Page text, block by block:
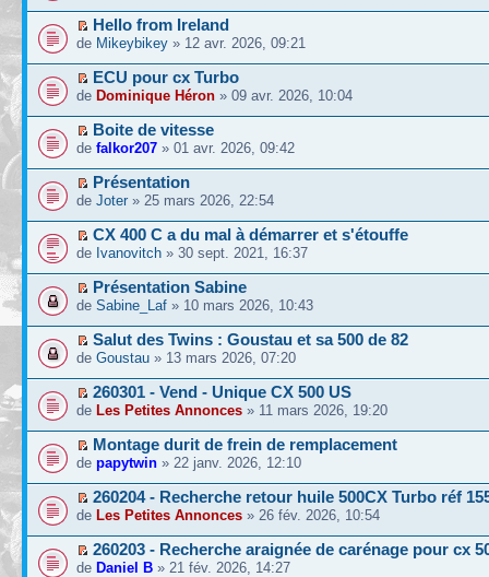
Hello from Ireland
de Mikeybikey » 12 avr. 2026, 09:21
ECU pour cx Turbo
de Dominique Héron » 09 avr. 2026, 10:04
Boite de vitesse
de falkor207 » 01 avr. 2026, 09:42
Présentation
de Joter » 25 mars 2026, 22:54
CX 400 C a du mal à démarrer et s'étouffe
de Ivanovitch » 30 sept. 2021, 16:37
Présentation Sabine
de Sabine_Laf » 10 mars 2026, 10:43
Salut des Twins : Goustau et sa 500 de 82
de Goustau » 13 mars 2026, 07:20
260301 - Vend - Unique CX 500 US
de Les Petites Annonces » 11 mars 2026, 19:20
Montage durit de frein de remplacement
de papytwin » 22 janv. 2026, 12:10
260204 - Recherche retour huile 500CX Turbo réf
de Les Petites Annonces » 26 fév. 2026, 10:54
260203 - Recherche araignée de carénage pour cx
de Daniel B » 21 fév. 2026, 14:27